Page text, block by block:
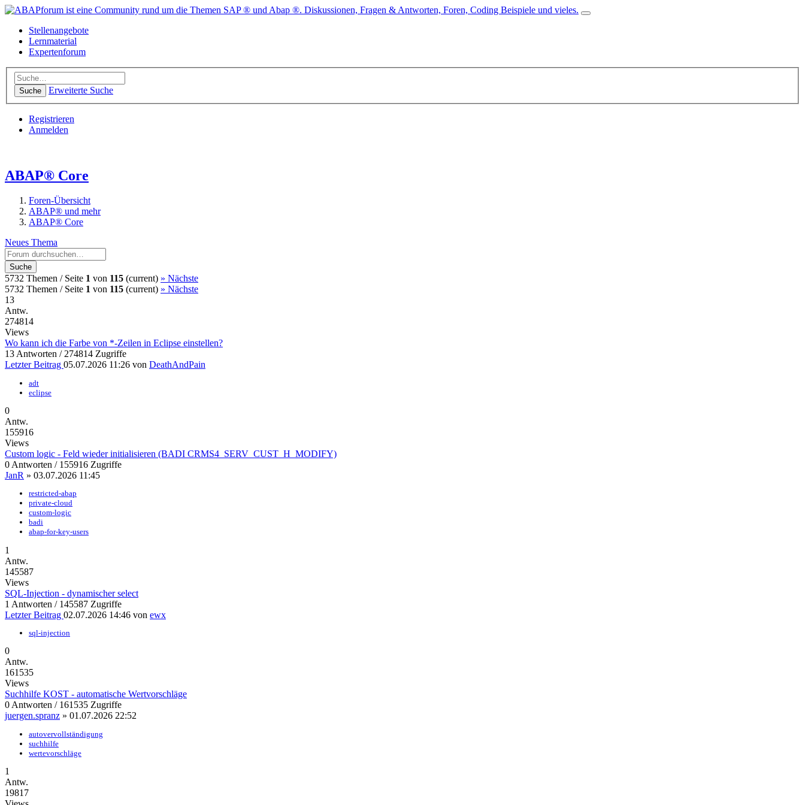
Stellenangebote
Lernmaterial
Expertenforum
Suche Erweiterte Suche
Registrieren
Anmelden
ABAP® Core
Foren-Übersicht
ABAP® und mehr
ABAP® Core
Neues Thema
Suche
5732 Themen / Seite 1 von 115 (current) » Nächste
5732 Themen / Seite 1 von 115 (current) » Nächste
13
Antw.
274814
Views
Wo kann ich die Farbe von *-Zeilen in Eclipse einstellen?
13 Antworten / 274814 Zugriffe
Letzter Beitrag 05.07.2026 11:26 von DeathAndPain
adt
eclipse
0
Antw.
155916
Views
Custom logic - Feld wieder initialisieren (BADI CRMS4_SERV_CUST_H_MODIFY)
0 Antworten / 155916 Zugriffe
JanR » 03.07.2026 11:45
restricted-abap
private-cloud
custom-logic
badi
abap-for-key-users
1
Antw.
145587
Views
SQL-Injection - dynamischer select
1 Antworten / 145587 Zugriffe
Letzter Beitrag 02.07.2026 14:46 von ewx
sql-injection
0
Antw.
161535
Views
Suchhilfe KOST - automatische Wertvorschläge
0 Antworten / 161535 Zugriffe
juergen.spranz » 01.07.2026 22:52
autovervollständigung
suchhilfe
wertevorschläge
1
Antw.
19817